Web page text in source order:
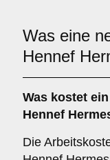
Was eine
Hennef
Was kostet
Hennef
Die